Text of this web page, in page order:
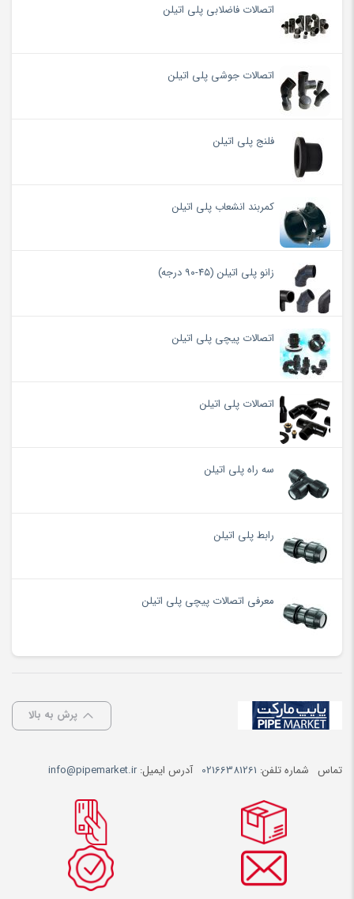
اتصالات فاضلابی پلی اتیلن
اتصالات جوشی پلی اتیلن
فلنج پلی اتیلن
کمربند انشعاب پلی اتیلن
زانو پلی اتیلن (۴۵-۹۰ درجه)
اتصالات پیچی پلی اتیلن
اتصالات پلی اتیلن
سه راه پلی اتیلن
رابط پلی اتیلن
معرفی اتصالات پیچی پلی اتیلن
پرش به بالا
تماس شماره تلفن: 02166381261 آدرس ایمیل:info@pipemarket.ir